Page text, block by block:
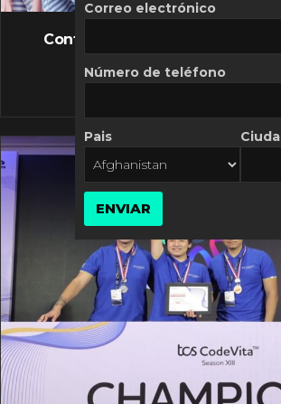
FLASH NEWS
Controversia de Mercado Libre
10 MARZO, 2026
Correo electrónico
Número de teléfono
Pais
ENVIAR